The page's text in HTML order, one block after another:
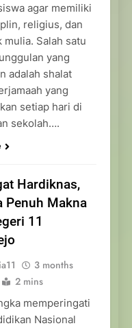
agar memiliki
religius, dan
mulia. Salah satu
yang
adalah shalat
yang
setiap hari di
sekolah….
Hardiknas,
Penuh Makna
11
3 months
2 mins
memperingati
Nasional